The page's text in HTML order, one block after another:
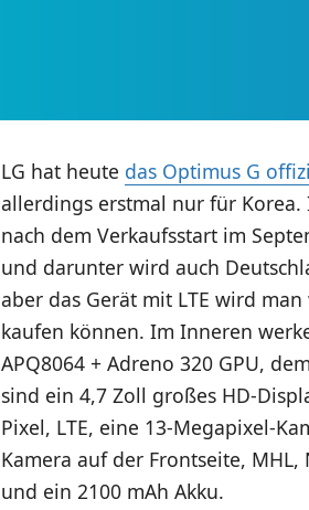
LG hat heute das Optimus G
allerdings erstmal nur für Korea.
nach dem Verkaufsstart im
und darunter wird auch
aber das Gerät mit LTE wird
kaufen können. Im Inneren
APQ8064 + Adreno 320 GPU,
sind ein 4,7 Zoll großes HD-
Pixel, LTE, eine 13-Megapixel-
Kamera auf der Frontseite, MHL,
und ein 2100 mAh Akku.